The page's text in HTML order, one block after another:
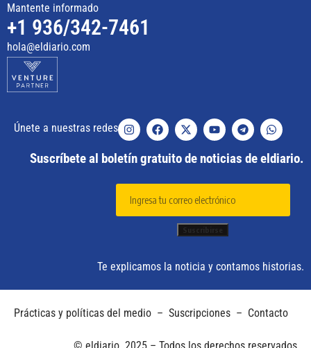
Mantente informado
+1 936/342-7461
hola@eldiario.com
Únete a nuestras redes
Suscríbete al boletín gratuito de noticias de eldiario.
Te explicamos la noticia y contamos historias.
Prácticas y políticas del medio – Suscripciones – Contacto
© eldiario. 2025 – Todos los derechos reservados